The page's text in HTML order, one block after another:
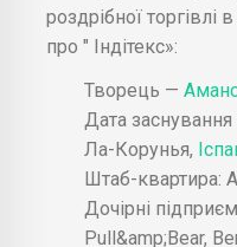
роздрібної торгівлі
про " Індітекс»:
Творець —
Дата
Ла-Корунья,
Штаб-квартира:
Дочірні
Pull&amp;Bear,